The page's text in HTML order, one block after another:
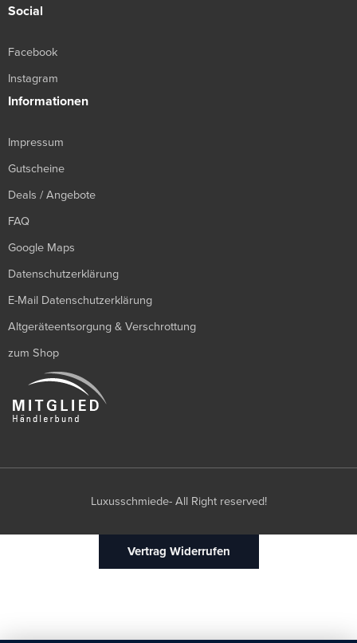
Social
Facebook
Instagram
Informationen
Impressum
Gutscheine
Deals / Angebote
FAQ
Google Maps
Datenschutzerklärung
E-Mail Datenschutzerklärung
Altgeräteentsorgung & Verschrottung
zum Shop
Luxusschmiede- All Right reserved!
Vertrag Widerrufen